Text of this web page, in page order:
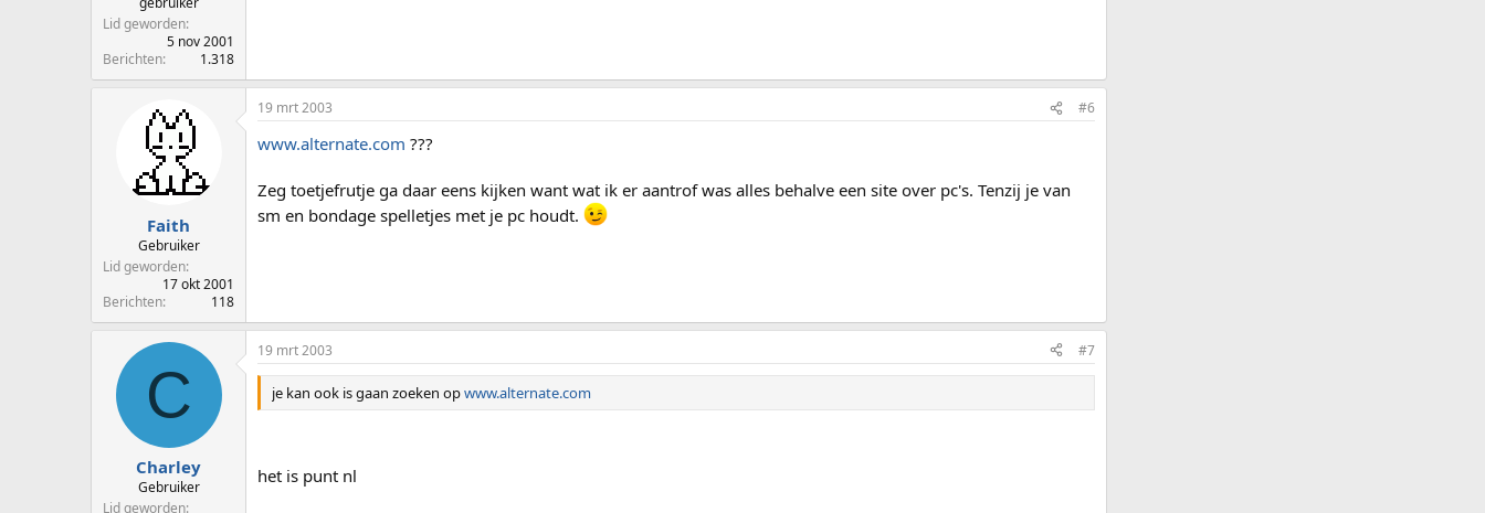
Lid geworden
5 nov 2001
Berichten
1.318
Faith
Gebruiker
Lid geworden
17 okt 2001
Berichten
118
19 mrt 2003 #6
www.alternate.com ???
Zeg toetjefrutje ga daar eens kijken want wat ik er aantrof was alles behalve een site over pc's. Tenzij je van
sm en bondage spelletjes met je pc houdt.
C
Charley
Gebruiker
Lid geworden
19 mrt 2003 #7
je kan ook is gaan zoeken opwww.alternate.com
het is punt nl